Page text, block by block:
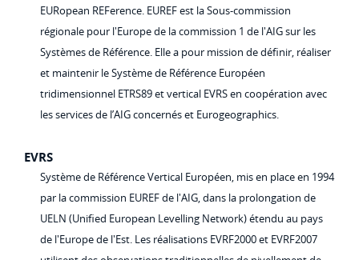
EURopean REFerence. EUREF est la Sous-commission
régionale pour l'Europe de la commission 1 de l'AIG sur les
Systèmes de Référence. Elle a pour mission de définir, réaliser
et maintenir le Système de Référence Européen
tridimensionnel ETRS89 et vertical EVRS en coopération avec
les services de l’AIG concernés et Eurogeographics.
EVRS
Système de Référence Vertical Européen, mis en place en 1994
par la commission EUREF de l'AIG, dans la prolongation de
UELN (Unified European Levelling Network) étendu au pays
de l'Europe de l'Est. Les réalisations EVRF2000 et EVRF2007